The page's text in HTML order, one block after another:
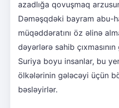
azadlığa qovuşmaq
Dəməşqdəki bayram abu-
müqəddəratını öz əlinə
dəyərlərə sahib
Suriya boyu insanlar, bu
ölkələrinin gələcəyi üçün
bəsləyirlər.